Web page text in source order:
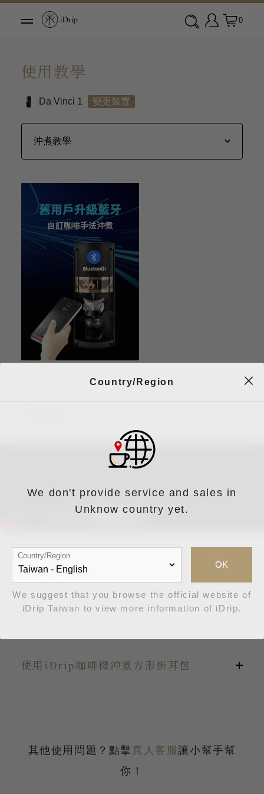
0
使用教學
Da Vinci 1 變更裝置
如何沖煮iDrip咖啡/茶濾掛包？
沿著濾掛包上 ① 箭頭標示方向撕開截角。
拉開按壓
將濾掛包兩面掛耳 ③ 拉開按壓中間 ④ 撐開
使用iDrip咖啡機沖煮方形掛耳包
找到掛耳包撕開線，打開掛耳包。
用手拉起掛耳包兩側紙板組，將耳掛紙板組
其他使用問題？點擊真人客服讓小幫手幫
你！
Country/Region
We don't provide service and sales in
Unknow country yet.
Country/Region
OK
We suggest that you browse the official website of
iDrip Taiwan to view more information of iDrip.